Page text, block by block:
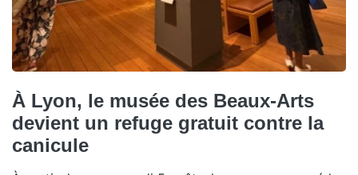
À Lyon, le musée des Beaux-Arts
devient un refuge gratuit contre la
canicule